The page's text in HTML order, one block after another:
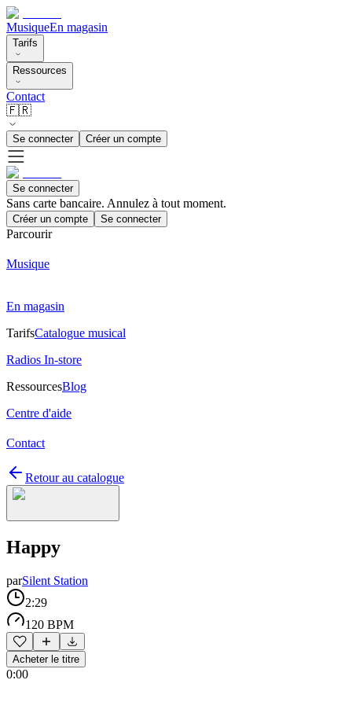
MusiqueEn magasin
Tarifs
Ressources
Contact
🇫🇷
Se connecter Créer un compte
Se connecter
Sans carte bancaire. Annulez à tout moment.
Créer un compte Se connecter
Parcourir
Musique
En magasin
TarifsCatalogue musical
Radios In-store
RessourcesBlog
Centre d'aide
Contact
Retour au catalogue
Happy
parSilent Station
2:29
120 BPM
Acheter le titre
0:00